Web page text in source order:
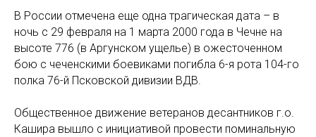
В России отмечена еще одна трагическая дата – в
ночь с 29 февраля на 1 марта 2000 года в Чечне на
высоте 776 (в Аргунском ущелье) в ожесточенном
бою с чеченскими боевиками погибла 6-я рота 104-го
полка 76-й Псковской дивизии ВДВ.
Общественное движение ветеранов десантников г.о.
Кашира вышло с инициативой провести поминальную